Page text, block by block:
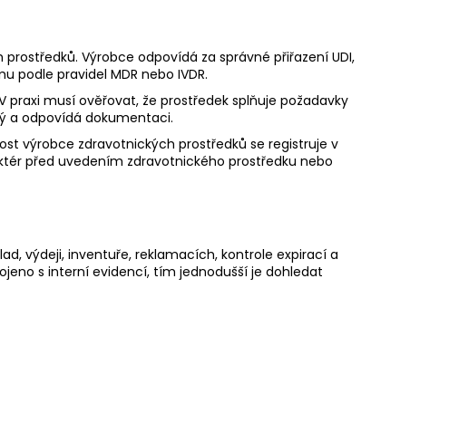
Výrobce odpovídá za správné přiřazení UDI,
podle pravidel MDR nebo IVDR.
musí ověřovat, že prostředek splňuje požadavky
a odpovídá dokumentaci.
výrobce zdravotnických prostředků se registruje v
před uvedením zdravotnického prostředku nebo
výdeji, inventuře, reklamacích, kontrole expirací a
s interní evidencí, tím jednodušší je dohledat